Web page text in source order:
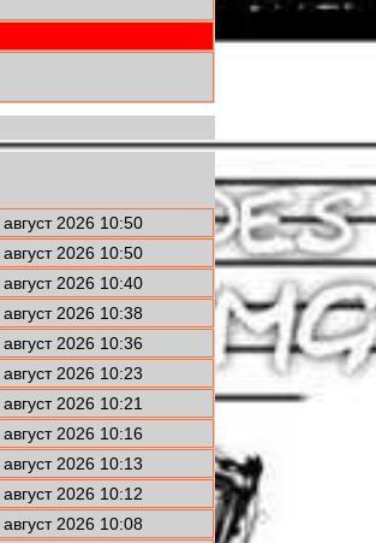
2026 10:50
2026 10:50
2026 10:40
2026 10:38
2026 10:36
2026 10:23
2026 10:21
2026 10:16
2026 10:13
2026 10:12
2026 10:08